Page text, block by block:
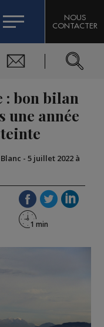
SKIABLES
BLANC
NOUS
CONTACTER
: bon bilan
une année
- 5 juillet 2022 à